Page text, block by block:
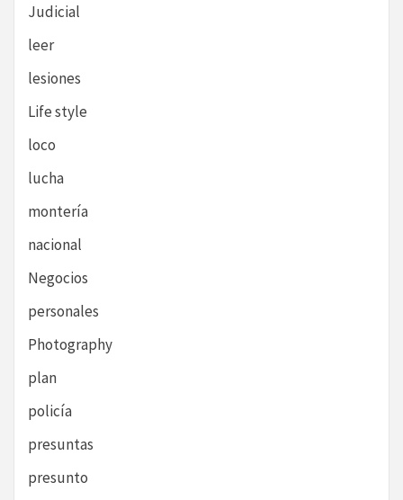
Judicial
leer
lesiones
Life style
loco
lucha
montería
nacional
Negocios
personales
Photography
plan
policía
presuntas
presunto